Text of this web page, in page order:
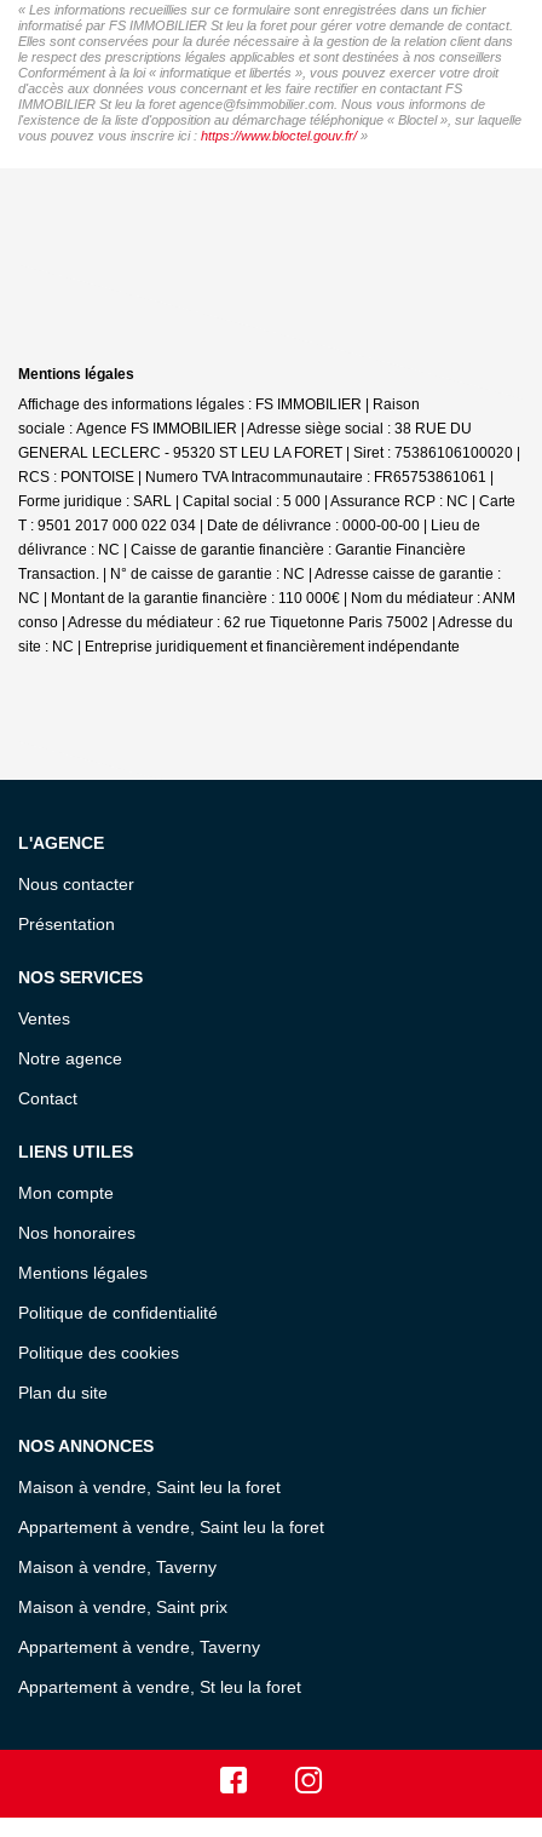
« Les informations recueillies sur ce formulaire sont enregistrées dans un fichier
informatisé par FS IMMOBILIER St leu la foret pour gérer votre demande de contact.
Elles sont conservées pour la durée nécessaire à la gestion de la relation client dans
le respect des prescriptions légales applicables et sont destinées à nos conseillers
Conformément à la loi « informatique et libertés », vous pouvez exercer votre droit
d'accès aux données vous concernant et les faire rectifier en contactant FS
IMMOBILIER St leu la foret agence@fsimmobilier.com. Nous vous informons de
l'existence de la liste d'opposition au démarchage téléphonique « Bloctel », sur laquelle
vous pouvez vous inscrire ici : https://www.bloctel.gouv.fr/»
Mentions légales
Affichage des informations légales : FS IMMOBILIER | Raison
sociale : Agence FS IMMOBILIER | Adresse siège social : 38 RUE DU
GENERAL LECLERC - 95320 ST LEU LA FORET | Siret : 75386106100020 |
RCS : PONTOISE | Numero TVA Intracommunautaire : FR65753861061 |
Forme juridique : SARL | Capital social : 5 000 | Assurance RCP : NC | Carte
T : 9501 2017 000 022 034 | Date de délivrance : 0000-00-00 | Lieu de
délivrance : NC | Caisse de garantie financière : Garantie Financière
Transaction. | N° de caisse de garantie : NC | Adresse caisse de garantie :
NC | Montant de la garantie financière : 110 000€ | Nom du médiateur : ANM
conso | Adresse du médiateur : 62 rue Tiquetonne Paris 75002 | Adresse du
site : NC | Entreprise juridiquement et financièrement indépendante
L'AGENCE
Nous contacter
Présentation
NOS SERVICES
Ventes
Notre agence
Contact
LIENS UTILES
Mon compte
Nos honoraires
Mentions légales
Politique de confidentialité
Politique des cookies
Plan du site
NOS ANNONCES
Maison à vendre, Saint leu la foret
Appartement à vendre, Saint leu la foret
Maison à vendre, Taverny
Maison à vendre, Saint prix
Appartement à vendre, Taverny
Appartement à vendre, St leu la foret